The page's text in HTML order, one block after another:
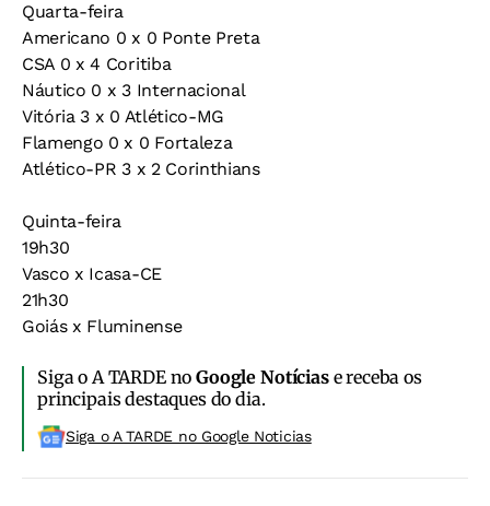
Quarta-feira
Americano 0 x 0 Ponte Preta
CSA 0 x 4 Coritiba
Náutico 0 x 3 Internacional
Vitória 3 x 0 Atlético-MG
Flamengo 0 x 0 Fortaleza
Atlético-PR 3 x 2 Corinthians
Quinta-feira
19h30
Vasco x Icasa-CE
21h30
Goiás x Fluminense
Siga o A TARDE noGoogle Notíciase receba os
principais destaques do dia.
Siga o A TARDE no Google Noticias